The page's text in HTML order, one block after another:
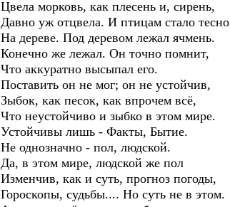
Цвела морковь, как плесень и, сирень,
Давно уж отцвела. И птицам стало тесно
На дереве. Под деревом лежал ячмень.
Конечно же лежал. Он точно помнит,
Что аккуратно высыпал его.
Поставить он не мог; он не устойчив,
Зыбок, как песок, как впрочем всё,
Что неустойчиво и зыбко в этом мире.
Устойчивы лишь - Факты, Бытие.
Не однозначно - пол, людской.
Да, в этом мире, людской же пол
Изменчив, как и суть, прогноз погоды,
Гороскопы, судьбы.... Но суть не в этом.